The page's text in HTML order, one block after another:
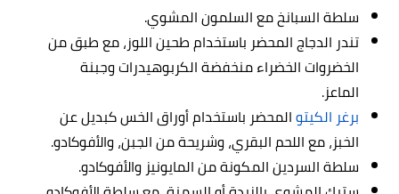
سلطة السبانخ مع السلمون المشوي.
تندر الدجاج المحضر باستخدام طحين اللوز، مع طبق من
الخضروات الخضراء منخفضة الكربوهيدرات وجبنة
الماعز.
برغر الكيتوالمحضر باستخدام أوراق الخس كبديل عن
الخبز، مع اللحم البقري، وشريحة من الجبن، والأفوكادو.
سلطة السردين المكونة من المايونيز والأفوكادو.